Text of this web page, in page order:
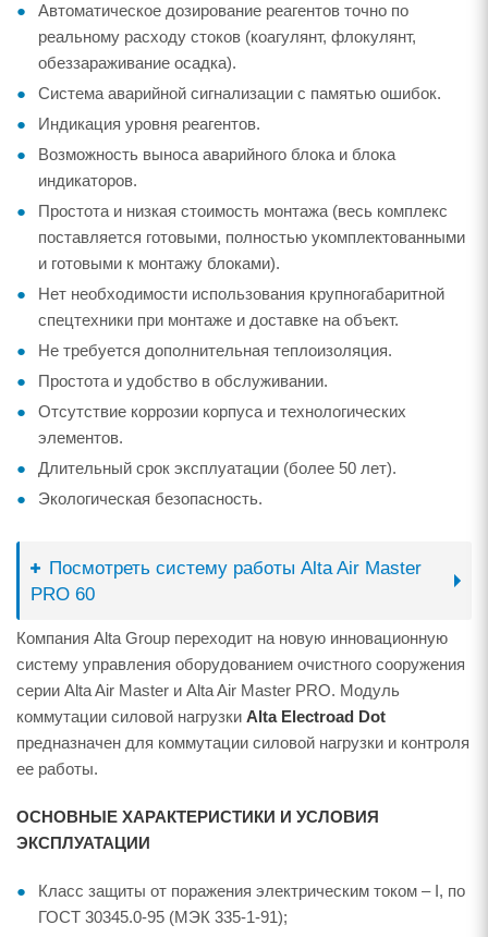
Автоматическое дозирование реагентов точно по
реальному расходу стоков (коагулянт, флокулянт,
обеззараживание осадка).
Система аварийной сигнализации с памятью ошибок.
Индикация уровня реагентов.
Возможность выноса аварийного блока и блока
индикаторов.
Простота и низкая стоимость монтажа (весь комплекс
поставляется готовыми, полностью укомплектованными
и готовыми к монтажу блоками).
Нет необходимости использования крупногабаритной
спецтехники при монтаже и доставке на объект.
Не требуется дополнительная теплоизоляция.
Простота и удобство в обслуживании.
Отсутствие коррозии корпуса и технологических
элементов.
Длительный срок эксплуатации (более 50 лет).
Экологическая безопасность.
Посмотреть систему работы Alta Air Master
PRO 60
Компания Alta Group переходит на новую инновационную
систему управления оборудованием очистного сооружения
серии Alta Air Master и Alta Air Master PRO. Модуль
коммутации силовой нагрузки Alta Electroad Dot
предназначен для коммутации силовой нагрузки и контроля
ее работы.
ОСНОВНЫЕ ХАРАКТЕРИСТИКИ И УСЛОВИЯ
ЭКСПЛУАТАЦИИ
Класс защиты от поражения электрическим током – I, по
ГОСТ 30345.0-95 (МЭК 335-1-91);